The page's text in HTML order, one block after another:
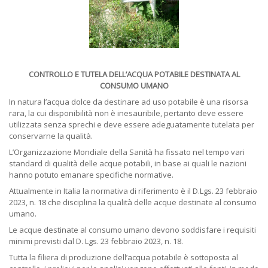
CONTROLLO E TUTELA DELL’ACQUA POTABILE DESTINATA AL
CONSUMO UMANO
In natura l’acqua dolce da destinare ad uso potabile è una risorsa
rara, la cui disponibilità non è inesauribile, pertanto deve essere
utilizzata senza sprechi e deve essere adeguatamente tutelata per
conservarne la qualità.
L’Organizzazione Mondiale della Sanità ha fissato nel tempo vari
standard di qualità delle acque potabili, in base ai quali le nazioni
hanno potuto emanare specifiche normative.
Attualmente in Italia la normativa di riferimento è il D.Lgs. 23 febbraio
2023, n. 18 che disciplina la qualità delle acque destinate al consumo
umano.
Le acque destinate al consumo umano devono soddisfare i requisiti
minimi previsti dal D. Lgs. 23 febbraio 2023, n. 18.
Tutta la filiera di produzione dell’acqua potabile è sottoposta al